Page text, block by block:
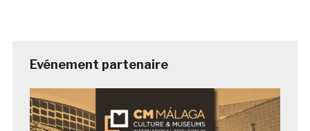
Evénement partenaire